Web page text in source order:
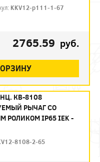
KKV12-p111-1-67
2765.59 руб.
КВ-8108
РЫЧАГ СО
РОЛИКОМ IP65 IEK -
8108-2-65